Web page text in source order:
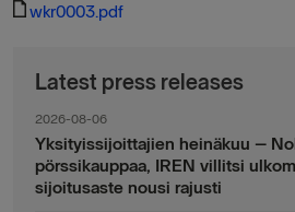
wkr0003.pdf
Latest press releases
2026-08-06
Yksityissijoittajien heinäkuu –
pörssikauppaa, IREN villitsi
sijoitusaste nousi rajusti